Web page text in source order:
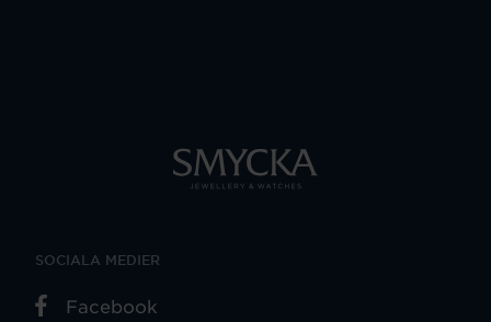
SOCIALA MEDIER
Facebook